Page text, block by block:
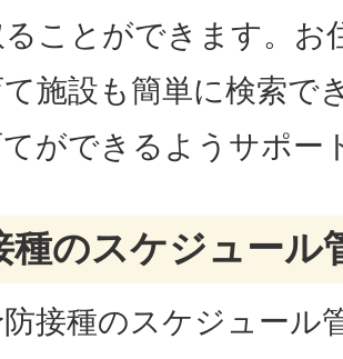
ことができます。お
施設も簡単に検索で
ができるようサポー
種のスケジュール
接種のスケジュール